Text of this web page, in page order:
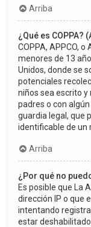
Arriba
¿Qué es COPPA?
COPPA, APPCO,
menores de 13
Unidos, donde se
potenciales
niños sea escrito
padres o con
guardia legal, que
identificable de un
Arriba
¿Por qué no
Es posible que La
dirección IP o que
intentando
estar